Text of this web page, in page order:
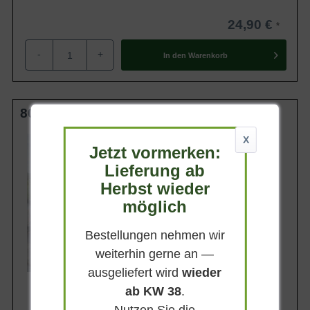
24,90 €
- + In den Warenkorb
80-100 cm m. B.
200 - 300 cm
Belaubung
Immergrün
Blatt- / Nadelfarbe
Dunkelgrün
Rotbraun
Lieferbar
X
Jetzt vormerken:
Lieferung ab
Herbst wieder
möglich
Bestellungen nehmen wir
weiterhin gerne an —
ausgeliefert wirdwieder
ab KW 38.